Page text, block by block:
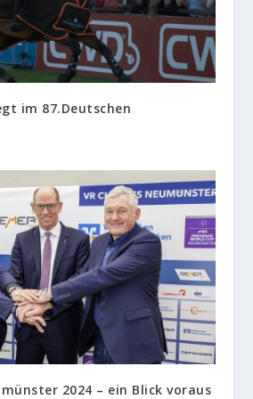
im 87.Deutschen
2024 – ein Blick voraus